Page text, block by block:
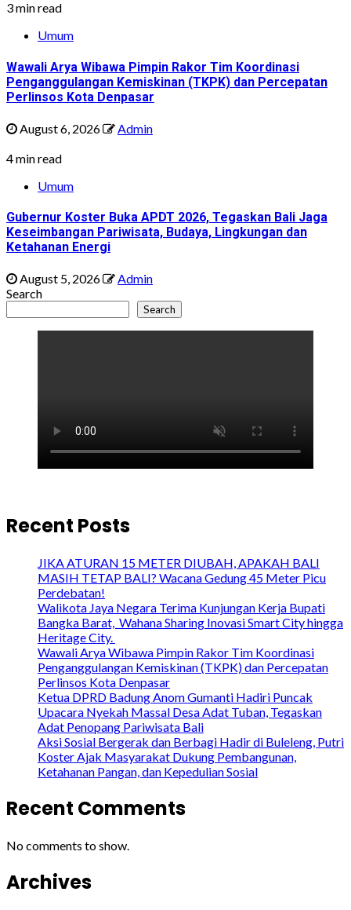
3 min read
Umum
Wawali Arya Wibawa Pimpin Rakor Tim Koordinasi
Penganggulangan Kemiskinan (TKPK) dan Percepatan
Perlinsos Kota Denpasar
August 6, 2026
Admin
4 min read
Umum
Gubernur Koster Buka APDT 2026, Tegaskan Bali Jaga
Keseimbangan Pariwisata, Budaya, Lingkungan dan
Ketahanan Energi
August 5, 2026
Admin
Search
Search
Recent Posts
JIKA ATURAN 15 METER DIUBAH, APAKAH BALI
MASIH TETAP BALI? Wacana Gedung 45 Meter Picu
Perdebatan!
Walikota Jaya Negara Terima Kunjungan Kerja Bupati
Bangka Barat, Wahana Sharing Inovasi Smart City hingga
Heritage City.
Wawali Arya Wibawa Pimpin Rakor Tim Koordinasi
Penganggulangan Kemiskinan (TKPK) dan Percepatan
Perlinsos Kota Denpasar
Ketua DPRD Badung Anom Gumanti Hadiri Puncak
Upacara Nyekah Massal Desa Adat Tuban, Tegaskan
Adat Penopang Pariwisata Bali
Aksi Sosial Bergerak dan Berbagi Hadir di Buleleng, Putri
Koster Ajak Masyarakat Dukung Pembangunan,
Ketahanan Pangan, dan Kepedulian Sosial
Recent Comments
No comments to show.
Archives